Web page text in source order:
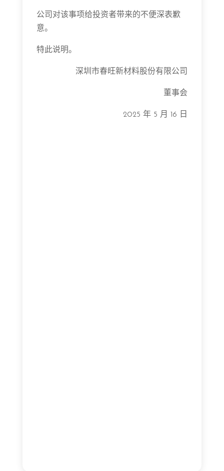
公司对该事项给投资者带来的不便深表歉
意。
特此说明。
深圳市春旺新材料股份有限公司
董事会
2025 年 5 月 16 日